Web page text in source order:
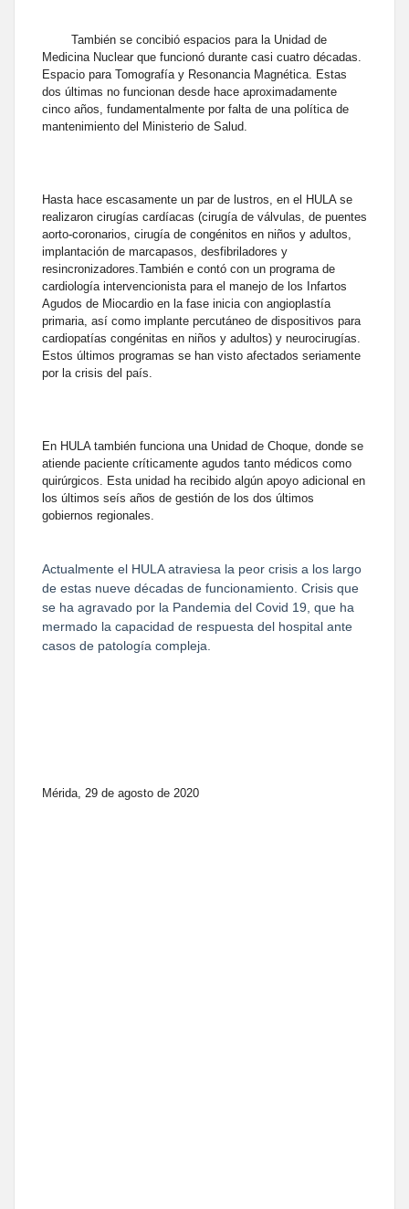
También se concibió espacios para la Unidad de
Medicina Nuclear que funcionó durante casi cuatro décadas.
Espacio para Tomografía y Resonancia Magnética. Estas
dos últimas no funcionan desde hace aproximadamente
cinco años, fundamentalmente por falta de una política de
mantenimiento del Ministerio de Salud.
Hasta hace escasamente un par de lustros, en el HULA se
realizaron cirugías cardíacas (cirugía de válvulas, de puentes
aorto-coronarios, cirugía de congénitos en niños y adultos,
implantación de marcapasos, desfibriladores y
resincronizadores.También e contó con un programa de
cardiología intervencionista para el manejo de los Infartos
Agudos de Miocardio en la fase inicia con angioplastía
primaria, así como implante percutáneo de dispositivos para
cardiopatías congénitas en niños y adultos) y neurocirugías.
Estos últimos programas se han visto afectados seriamente
por la crisis del país.
En HULA también funciona una Unidad de Choque, donde se
atiende paciente críticamente agudos tanto médicos como
quirúrgicos. Esta unidad ha recibido algún apoyo adicional en
los últimos seís años de gestión de los dos últimos
gobiernos regionales.
Actualmente el HULA atraviesa la peor crisis a los largo
de estas nueve décadas de funcionamiento. Crisis que
se ha agravado por la Pandemia del Covid 19, que ha
mermado la capacidad de respuesta del hospital ante
casos de patología compleja.
Mérida, 29 de agosto de 2020